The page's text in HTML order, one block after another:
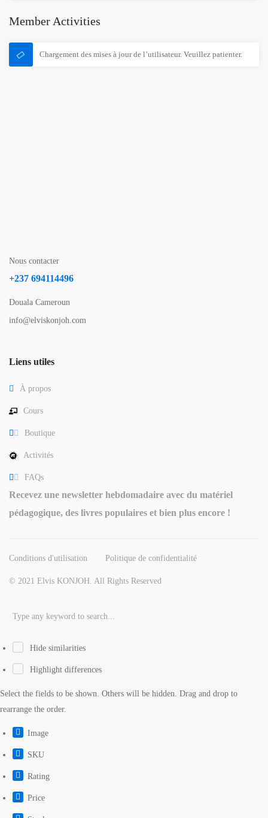
Member Activities
Chargement des mises à jour de l’utilisateur. Veuillez patienter.
Nous contacter
+237 694114496
Douala Cameroun
info@elviskonjoh.com
Liens utiles
À propos
Cours
Boutique
Activités
FAQs
Recevez une newsletter hebdomadaire avec du matériel
pédagogique, des livres populaires et bien plus encore !
Conditions d'utilisation Politique de confidentialité
© 2021 Elvis KONJOH. All Rights Reserved
Hide similarities
Highlight differences
Select the fields to be shown. Others will be hidden. Drag and drop to
rearrange the order.
Image
SKU
Rating
Price